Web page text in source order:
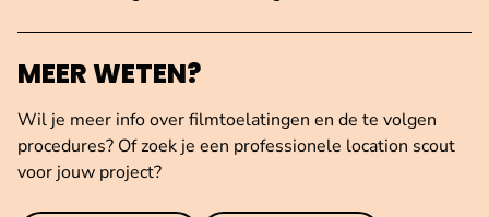
MEER WETEN?
Wil je meer info over filmtoelatingen en de te volgen
procedures? Of zoek je een professionele location scout
voor jouw project?